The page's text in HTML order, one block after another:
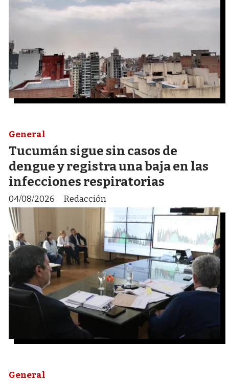
Tucumán sigue sin casos de
dengue y registra una baja en las
infecciones respiratorias
Redacción
General
04/08/2026
General